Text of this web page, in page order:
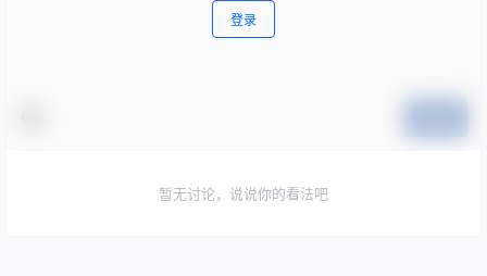
登录
暂无讨论，说说你的看法吧